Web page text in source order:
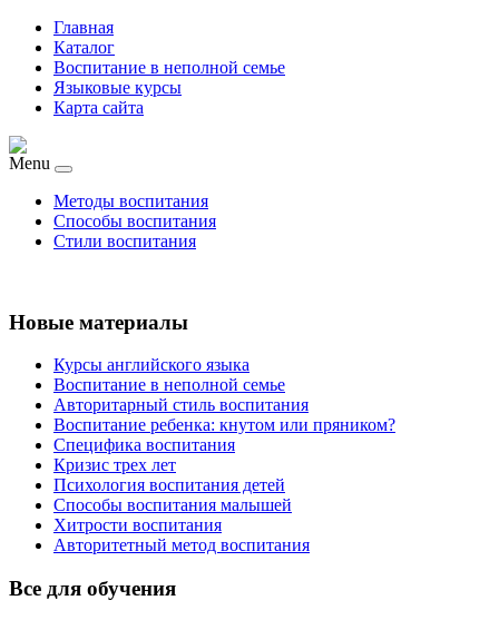
Главная
Каталог
Воспитание в неполной семье
Языковые курсы
Карта сайта
Menu
Методы воспитания
Способы воспитания
Стили воспитания
Новые материалы
Курсы английского языка
Воспитание в неполной семье
Авторитарный стиль воспитания
Воспитание ребенка: кнутом или пряником?
Специфика воспитания
Кризис трех лет
Психология воспитания детей
Способы воспитания малышей
Хитрости воспитания
Авторитетный метод воспитания
Все для обучения